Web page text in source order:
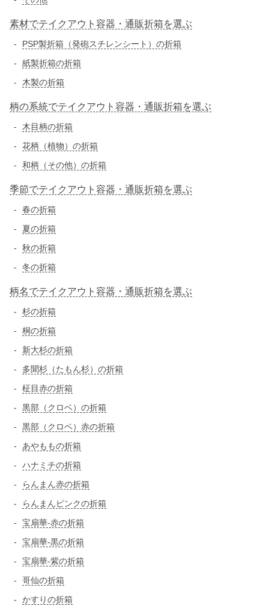
素材でテイクアウト容器・通販折箱を選ぶ
PSP製折箱（発砲スチレンシート）の折箱
紙製折箱の折箱
木製の折箱
柄の系統でテイクアウト容器・通販折箱を選ぶ
木目柄の折箱
花柄（植物）の折箱
和柄（その他）の折箱
季節でテイクアウト容器・通販折箱を選ぶ
春の折箱
夏の折箱
秋の折箱
冬の折箱
柄名でテイクアウト容器・通販折箱を選ぶ
杉の折箱
桐の折箱
新大杉の折箱
多聞杉（たもん杉）の折箱
柾目赤の折箱
黒部（クロベ）の折箱
黒部（クロベ）赤の折箱
あやももの折箱
ハナミチの折箱
らんまん赤の折箱
らんまんピンクの折箱
宝扇華-赤の折箱
宝扇華-黒の折箱
宝扇華-紫の折箱
哥仙の折箱
かすりの折箱